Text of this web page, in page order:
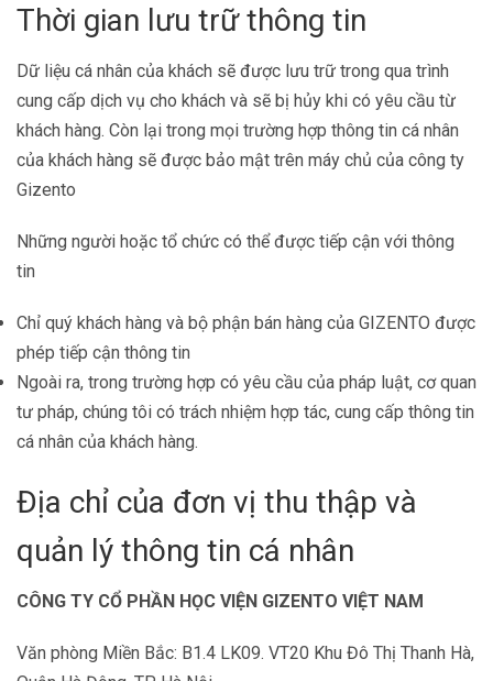
Thời gian lưu trữ thông tin
Dữ liệu cá nhân của khách sẽ được lưu trữ trong qua trình
cung cấp dịch vụ cho khách và sẽ bị hủy khi có yêu cầu từ
khách hàng­. Còn lại trong mọi trường hợp thông tin cá nhân
của khách hàng sẽ được bảo mật trên máy chủ của công ty
Gizento
Những người hoặc tổ chức có thể được tiếp cận với thông
tin
Chỉ quý khách hàng và bộ phận bán hàng của GIZENTO được
phép tiếp cận thông tin
Ngoài ra, trong trường hợp có yêu cầu của pháp luật, cơ quan
tư pháp, chúng tôi có trách nhiệm hợp tác, cung cấp thông tin
cá nhân của khách hàng.
Địa chỉ của đơn vị thu thập và
quản lý thông tin cá nhân
CÔNG TY CỔ PHẦN HỌC VIỆN GIZENTO VIỆT NAM
Văn phòng Miền Bắc: B1.4 LK09. VT20 Khu Đô Thị Thanh Hà,